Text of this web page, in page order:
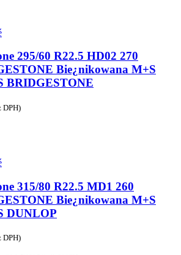
295/60 R22.5 HD02 270
Bie¿nikowana M+S
BRIDGESTONE
DPH)
315/80 R22.5 MD1 260
Bie¿nikowana M+S
DUNLOP
DPH)